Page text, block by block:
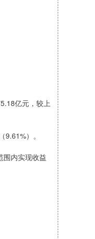
亿元，较上
）。
内实现收益